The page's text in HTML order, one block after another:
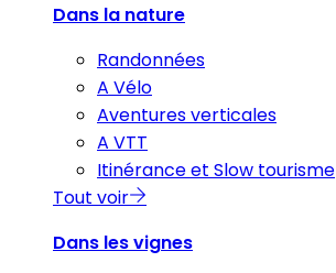
Dans la nature
Randonnées
A Vélo
Aventures verticales
A VTT
Itinérance et Slow tourisme
Tout voir
Dans les vignes